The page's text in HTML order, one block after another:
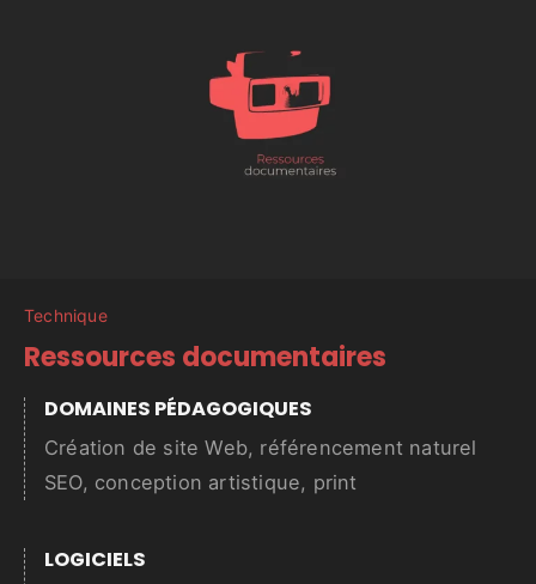
Technique
Ressources documentaires
DOMAINES PÉDAGOGIQUES
Création de site Web, référencement naturel
SEO, conception artistique, print
LOGICIELS